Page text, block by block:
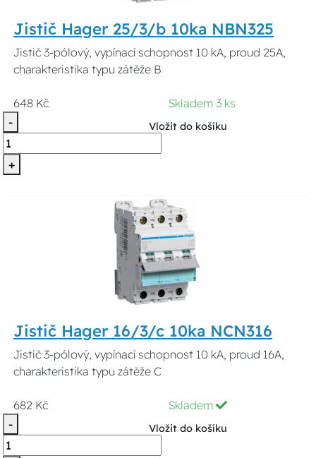
Jistič Hager 25/3/b 10ka NBN325
Jistič 3-pólový, vypínací schopnost 10 kA, proud 25A,
charakteristika typu zátěže B
648 Kč
Skladem 3 ks
-
+
Vložit do košíku
Jistič Hager 16/3/c 10ka NCN316
Jistič 3-pólový, vypínací schopnost 10 kA, proud 16A,
charakteristika typu zátěže C
682 Kč
Skladem
-
Vložit do košíku